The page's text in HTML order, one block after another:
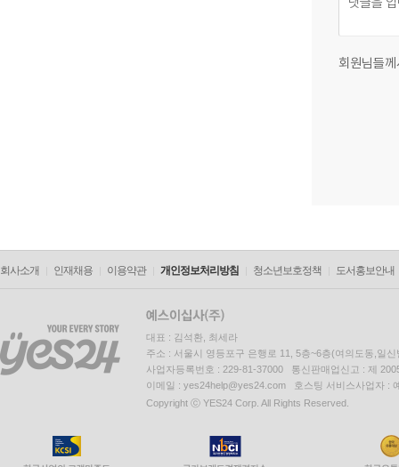
회원님들
회사소개 인재채용 이용약관 개인정보처리방침 청소년보호정책 도서홍보안내
대표 : 김석환, 최세라
주소 : 서울시 영등포구 은행로 11, 5층~6층(여의도동,일신
사업자등록번호 : 229-81-37000 통신판매업신고 : 제
이메일 : yes24help@yes24.com 호스팅 서비스사업자 :
Copyright ⓒ YES24 Corp. All Rights Reserved.